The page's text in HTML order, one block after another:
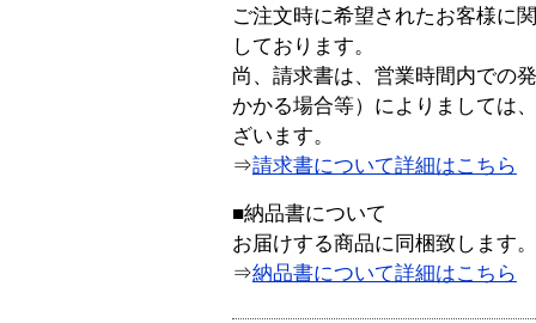
ご注文時に希望されたお客様に
しております。
尚、請求書は、営業時間内での
かかる場合等）によりましては
ざいます。
⇒請求書について詳細はこちら
■納品書について
お届けする商品に同梱致します。
⇒納品書について詳細はこちら